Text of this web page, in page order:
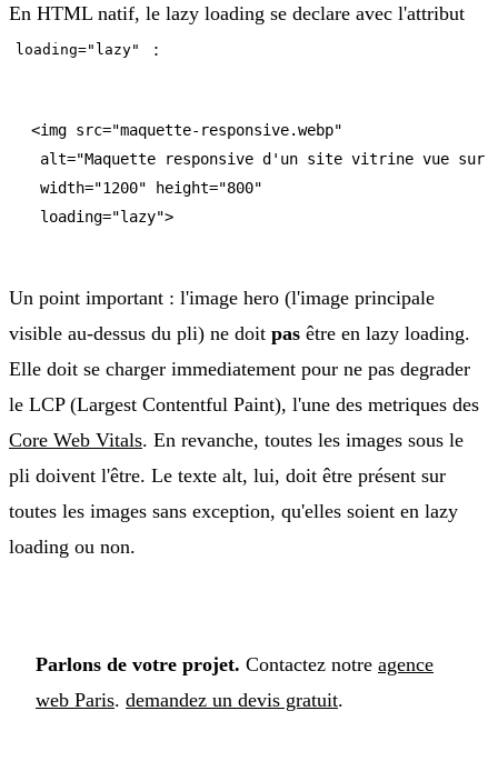
En HTML natif, le lazy loading se declare avec l'attribut
loading="lazy" :
<img src="maquette-responsive.webp"
alt="Maquette responsive d'un site vitrine vue sur
width="1200" height="800"
loading="lazy">
Un point important : l'image hero (l'image principale
visible au-dessus du pli) ne doit pas être en lazy loading.
Elle doit se charger immediatement pour ne pas degrader
le LCP (Largest Contentful Paint), l'une des metriques des
Core Web Vitals. En revanche, toutes les images sous le
pli doivent l'être. Le texte alt, lui, doit être présent sur
toutes les images sans exception, qu'elles soient en lazy
loading ou non.
Parlons de votre projet. Contactez notre agence
web Paris. demandez un devis gratuit.